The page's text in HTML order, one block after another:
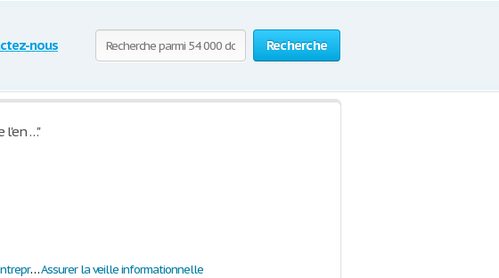
Recherche
nous
l'en …"
Assurer la tenue et le suivi du dossier social de l’entrepriseAssurer la veille informationnelle